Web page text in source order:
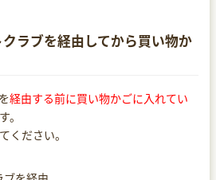
ラブを経由してから買い物か
経由する前に買い物かごに入れてい
。
ください。